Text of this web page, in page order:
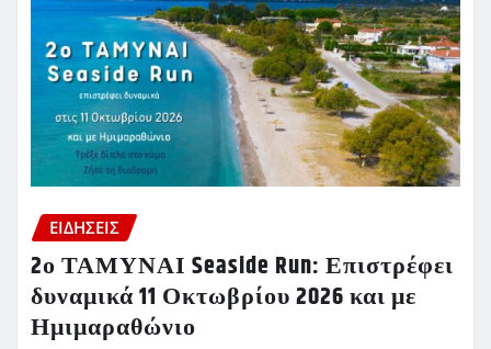
ΕΙΔΗΣΕΙΣ
2ο ΤΑΜΥΝΑΙ Seaside Run: Επιστρέφει
δυναμικά 11 Οκτωβρίου 2026 και με
Ημιμαραθώνιο